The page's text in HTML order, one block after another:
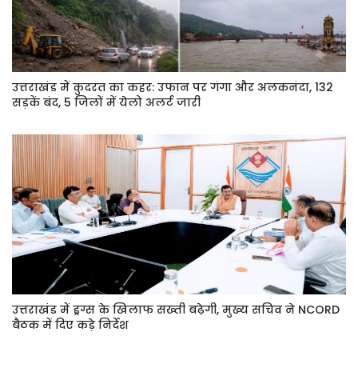
उत्तराखंड में कुदरत का कहर: उफान पर गंगा और अलकनंदा, 132
सड़कें बंद, 5 जिलों में येलो अलर्ट जारी
उत्तराखंड में ड्रग्स के खिलाफ सख्ती बढ़ेगी, मुख्य सचिव ने NCORD
बैठक में दिए कड़े निर्देश